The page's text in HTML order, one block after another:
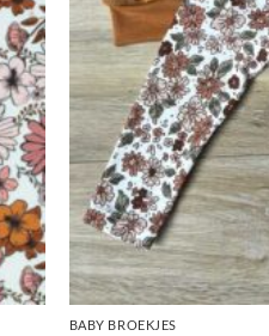
BABY BROEKJES